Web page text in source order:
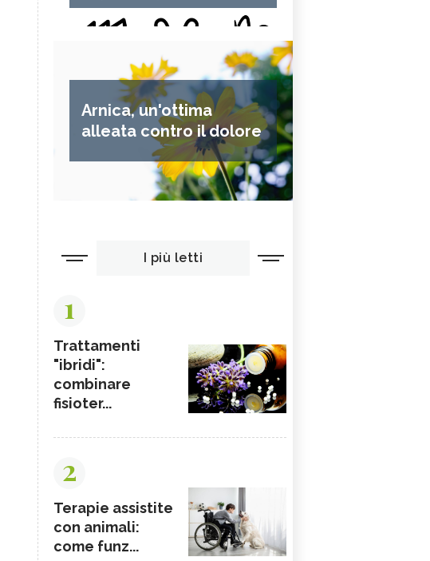
Arnica, un'ottima
alleata contro il dolore
I più letti
1
Trattamenti
"ibridi":
combinare
fisioter...
2
Terapie assistite
con animali:
come funz...